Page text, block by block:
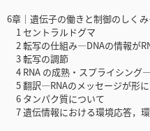
6章｜遺伝子の働きと制御のしく
1 セントラルドグマ
2 転写の仕組み―DNAの情報が
3 転写の調節
4 RNA の成熟・スプライシング
5 翻訳―RNAのメッセージが形に
6 タンパク質について
7 遺伝情報における環境応答，